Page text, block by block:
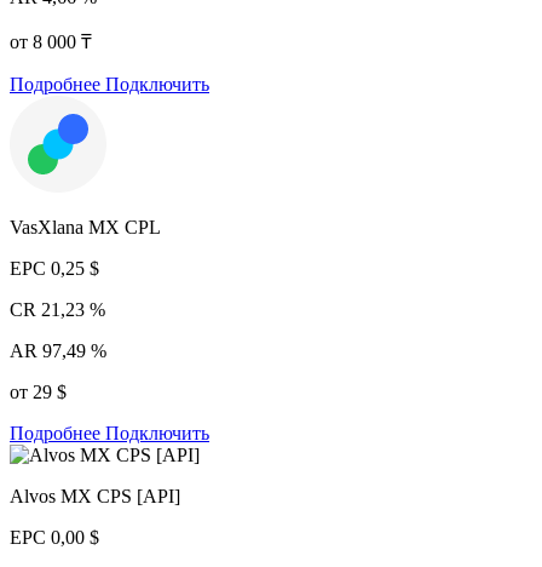
от 8 000 ₸
Подробнее Подключить
VasXlana MX CPL
EPC 0,25 $
CR 21,23 %
AR 97,49 %
от 29 $
Подробнее Подключить
Alvos MX CPS [API]
EPC 0,00 $